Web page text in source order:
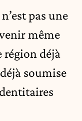
pas une
même
région déjà
soumise